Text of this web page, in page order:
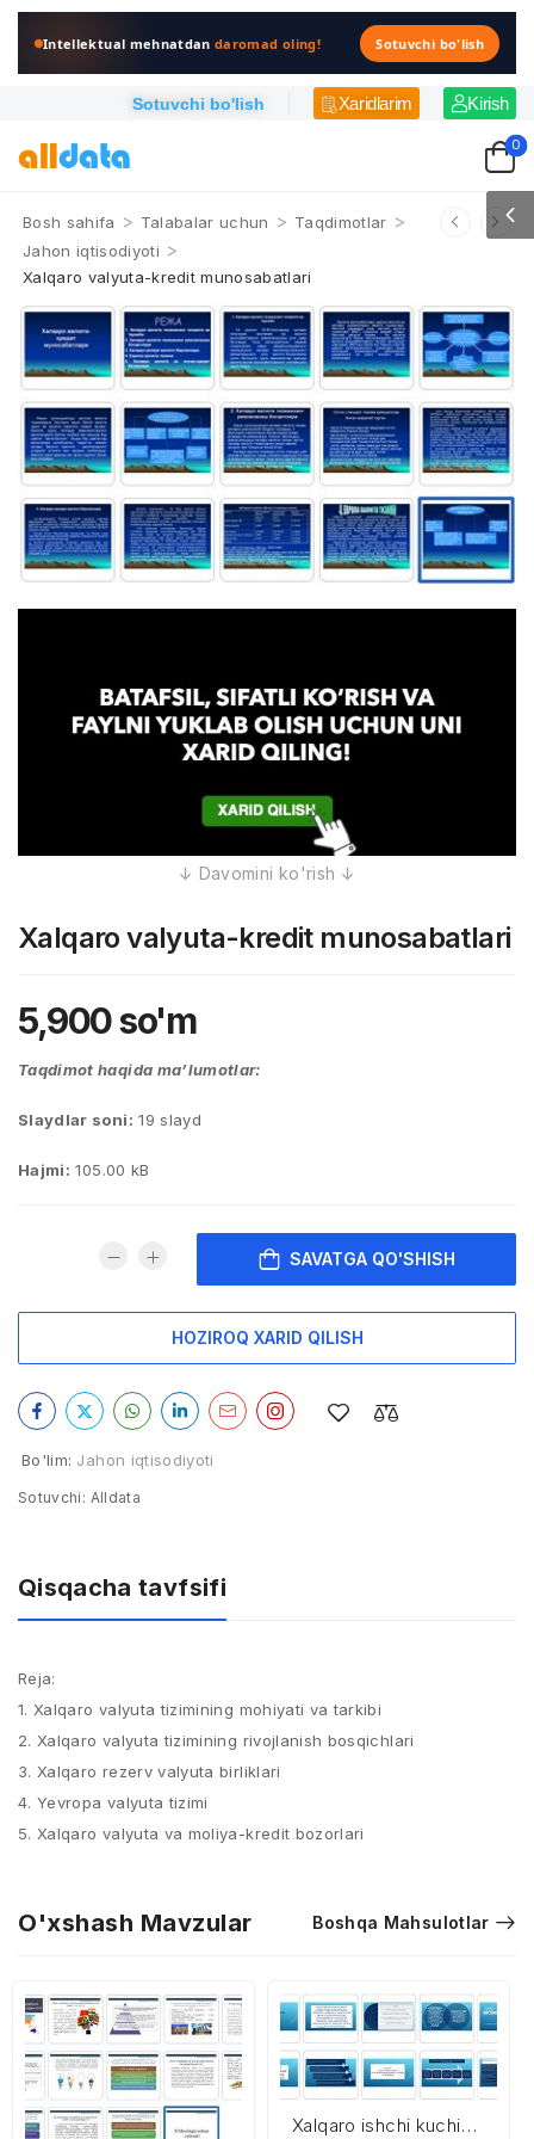
Intellektual mehnatdandaromad oling! Sotuvchi bo'lish
Sotuvchi bo'lish Xaridlarim Kirish
0
Bosh sahifa > Talabalar uchun > Taqdimotlar >
Jahon iqtisodiyoti >
Xalqaro valyuta-kredit munosabatlari
Xalqaro valyuta-kredit munosabatlari
5,900so'm
Taqdimot haqida ma’lumotlar:
Slaydlar soni: 19 slayd
Hajmi: 105.00 kB
SAVATGA QO'SHISH
HOZIROQ XARID QILISH
Bo'lim: Jahon iqtisodiyoti
Sotuvchi: Alldata
Qisqacha tavfsifi
Reja:
1. Xalqaro valyuta tizimining mohiyati va tarkibi
2. Xalqaro valyuta tizimining rivojlanish bosqichlari
3. Xalqaro rezerv valyuta birliklari
4. Yevropa valyuta tizimi
5. Xalqaro valyuta va moliya-kredit bozorlari
O'xshash Mavzular Boshqa Mahsulotlar
Xalqaro ishchi kuchi